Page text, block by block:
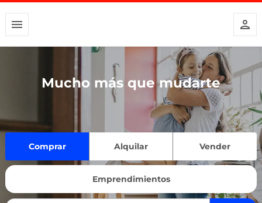
Mucho más que mudarte
Comprar Alquilar Vender
Emprendimientos